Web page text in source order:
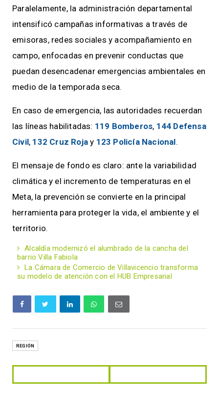
Paralelamente, la administración departamental
intensificó campañas informativas a través de
emisoras, redes sociales y acompañamiento en
campo, enfocadas en prevenir conductas que
puedan desencadenar emergencias ambientales en
medio de la temporada seca.
En caso de emergencia, las autoridades recuerdan
las líneas habilitadas: 119 Bomberos, 144 Defensa
Civil, 132 Cruz Roja y 123 Policía Nacional.
El mensaje de fondo es claro: ante la variabilidad
climática y el incremento de temperaturas en el
Meta, la prevención se convierte en la principal
herramienta para proteger la vida, el ambiente y el
territorio.
Alcaldía modernizó el alumbrado de la cancha del
barrio Villa Fabiola
La Cámara de Comercio de Villavicencio transforma
su modelo de atención con el HUB Empresarial
REGIÓN